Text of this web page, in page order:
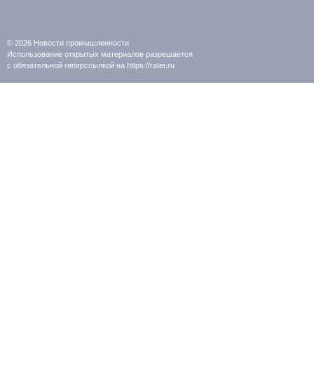
© 2026 Новости промышленности
Использование открытых материалов разрешается
с обязательной гиперссылкой на https://rater.ru